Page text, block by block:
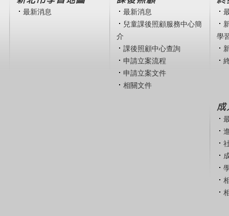
最新消息
最新消息
兒童課後照顧服務中心簡
介
課後照顧中心查詢
申請立案流程
申請立案文件
相關文件
學